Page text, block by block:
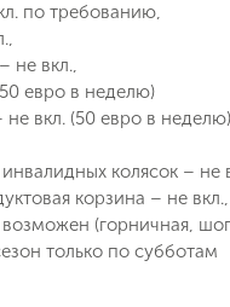
по требованию,
не вкл.,
евро в неделю)
вкл. (50 евро в
колясок – не
корзина – не вкл.,
(горничная,
только по субботам